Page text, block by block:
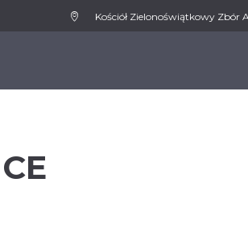
Kościół Zielonoświątkowy Zbór